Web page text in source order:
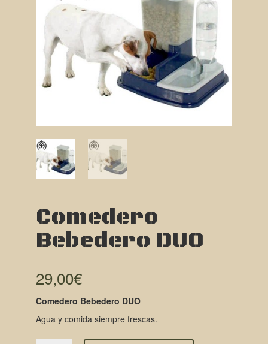
Comedero
Bebedero DUO
29,00€
Comedero Bebedero DUO
Agua y comida siempre frescas.